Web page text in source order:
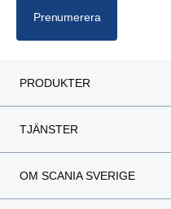
Prenumerera
PRODUKTER
TJÄNSTER
OM SCANIA SVERIGE